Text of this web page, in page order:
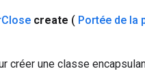
Close create ( Portée de la
créer une classe